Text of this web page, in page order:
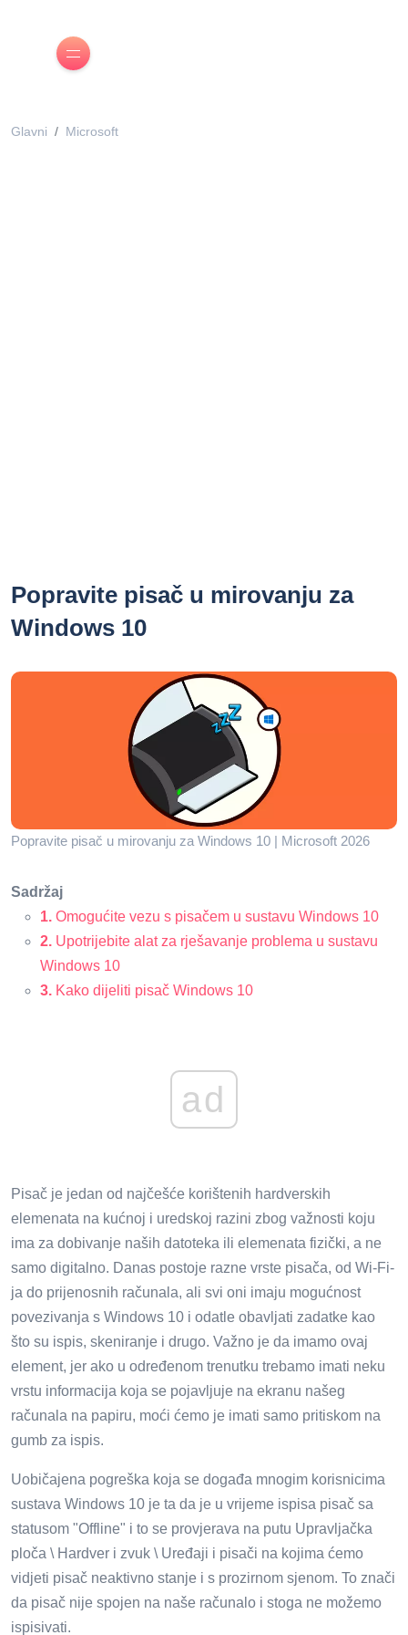
Glavni Microsoft
Popravite pisač u mirovanju za
Windows 10
Popravite pisač u mirovanju za Windows 10 | Microsoft 2026
Sadržaj
1. Omogućite vezu s pisačem u sustavu Windows 10
2. Upotrijebite alat za rješavanje problema u sustavu
Windows 10
3. Kako dijeliti pisač Windows 10
ad
Pisač je jedan od najčešće korištenih hardverskih
elemenata na kućnoj i uredskoj razini zbog važnosti koju
ima za dobivanje naših datoteka ili elemenata fizički, a ne
samo digitalno. Danas postoje razne vrste pisača, od Wi-Fi-
ja do prijenosnih računala, ali svi oni imaju mogućnost
povezivanja s Windows 10 i odatle obavljati zadatke kao
što su ispis, skeniranje i drugo. Važno je da imamo ovaj
element, jer ako u određenom trenutku trebamo imati neku
vrstu informacija koja se pojavljuje na ekranu našeg
računala na papiru, moći ćemo je imati samo pritiskom na
gumb za ispis.
Uobičajena pogreška koja se događa mnogim korisnicima
sustava Windows 10 je ta da je u vrijeme ispisa pisač sa
statusom "Offline" i to se provjerava na putu Upravljačka
ploča \ Hardver i zvuk \ Uređaji i pisači na kojima ćemo
vidjeti pisač neaktivno stanje i s prozirnom sjenom. To znači
da pisač nije spojen na naše računalo i stoga ne možemo
ispisivati.